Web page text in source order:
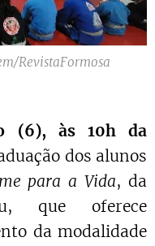
RevistaFormosa
(6), às 10h da
dos alunos
para a Vida, da
que oferece
da modalidade